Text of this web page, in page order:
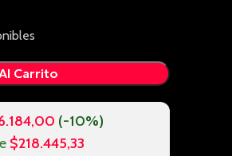
Carrito
(-10%)
$218.445,33